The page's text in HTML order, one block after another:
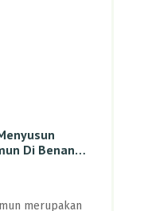
Di Benan
merupakan